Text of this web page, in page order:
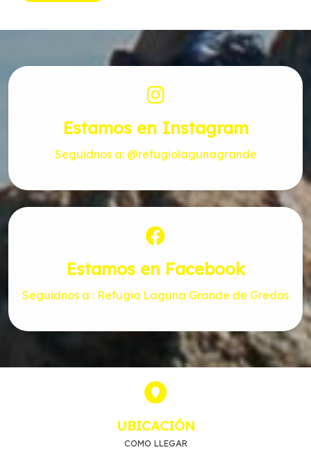
Estamos en Instagram
Seguidnos a: @refugiolagunagrande
Estamos en Facebook
Seguidnos a : Refugio Laguna Grande de Gredos
UBICACIÓN
COMO LLEGAR